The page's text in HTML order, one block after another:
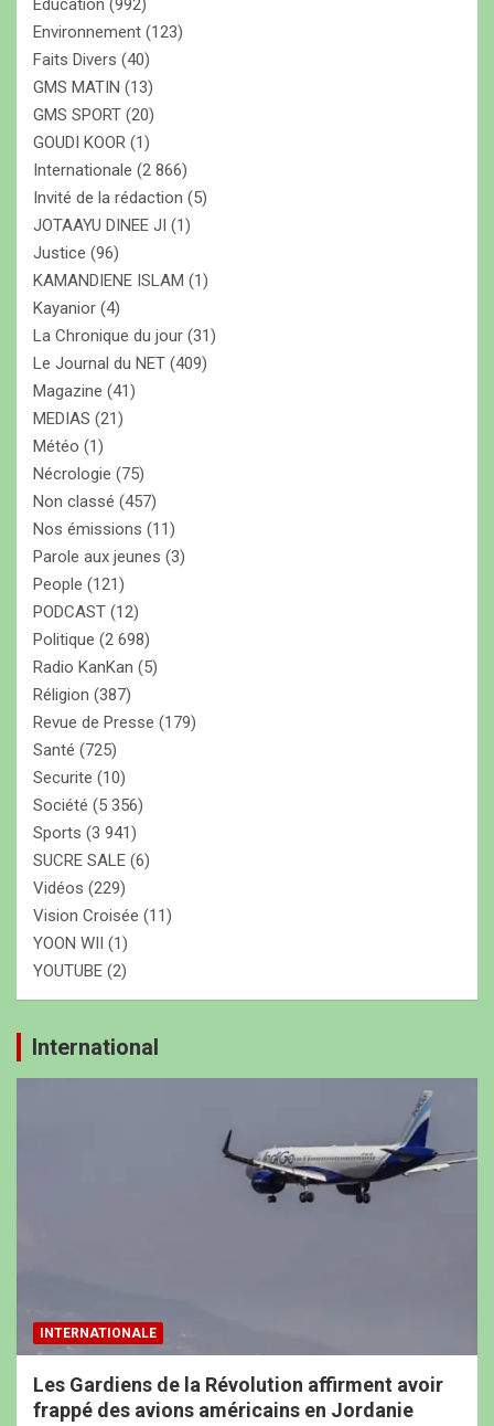
Education (992)
Environnement (123)
Faits Divers (40)
GMS MATIN (13)
GMS SPORT (20)
GOUDI KOOR (1)
Internationale (2 866)
Invité de la rédaction (5)
JOTAAYU DINEE JI (1)
Justice (96)
KAMANDIENE ISLAM (1)
Kayanior (4)
La Chronique du jour (31)
Le Journal du NET (409)
Magazine (41)
MEDIAS (21)
Météo (1)
Nécrologie (75)
Non classé (457)
Nos émissions (11)
Parole aux jeunes (3)
People (121)
PODCAST (12)
Politique (2 698)
Radio KanKan (5)
Réligion (387)
Revue de Presse (179)
Santé (725)
Securite (10)
Société (5 356)
Sports (3 941)
SUCRE SALE (6)
Vidéos (229)
Vision Croisée (11)
YOON WII (1)
YOUTUBE (2)
International
INTERNATIONALE
Les Gardiens de la Révolution affirment avoir
frappé des avions américains en Jordanie